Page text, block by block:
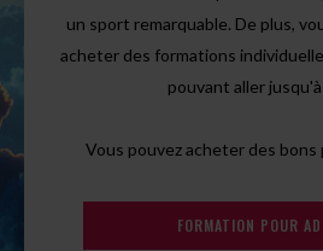
un sport remarquable. De plus,
acheter des formations
pouvant aller
Vous pouvez acheter des bons
FORMATION POUR